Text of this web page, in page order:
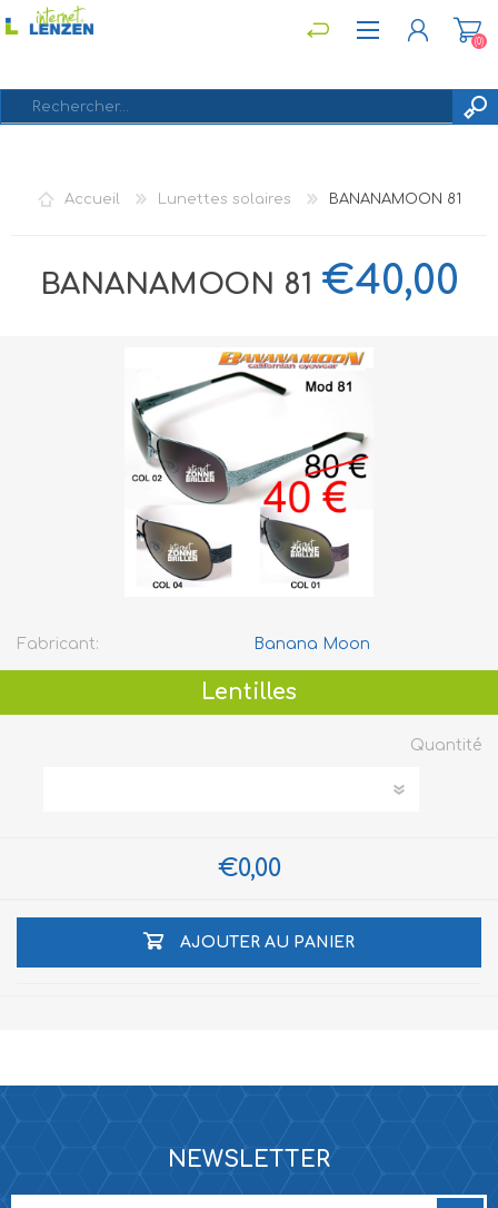
CONNEXION
(0)
Accueil Lunettes solaires BANANAMOON 81
BANANAMOON 81 €40,00
Fabricant: Banana Moon
Lentilles
Quantité
€0,00
AJOUTER AU PANIER
NEWSLETTER